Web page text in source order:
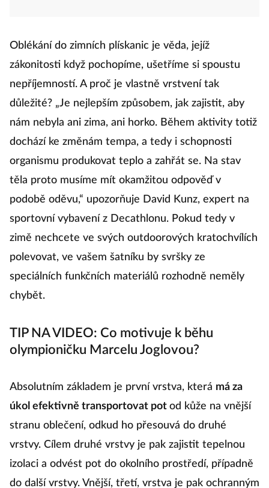
Oblékání do zimních plískanic je věda, jejíž
zákonitosti když pochopíme, ušetříme si spoustu
nepříjemností. A proč je vlastně vrstvení tak
důležité? „Je nejlepším způsobem, jak zajistit, aby
nám nebyla ani zima, ani horko. Během aktivity totiž
dochází ke změnám tempa, a tedy i schopnosti
organismu produkovat teplo a zahřát se. Na stav
těla proto musíme mít okamžitou odpověď v
podobě oděvu,“ upozorňuje David Kunz, expert na
sportovní vybavení z Decathlonu. Pokud tedy v
zimě nechcete ve svých outdoorových kratochvílích
polevovat, ve vašem šatníku by svršky ze
speciálních funkčních materiálů rozhodně neměly
chybět.
TIP NA VIDEO: Co motivuje k běhu
olympioničku Marcelu Joglovou?
Absolutním základem je první vrstva, která má za
úkol efektivně transportovat pot od kůže na vnější
stranu oblečení, odkud ho přesouvá do druhé
vrstvy. Cílem druhé vrstvy je pak zajistit tepelnou
izolaci a odvést pot do okolního prostředí, případně
do další vrstvy. Vnější, třetí, vrstva je pak ochranným